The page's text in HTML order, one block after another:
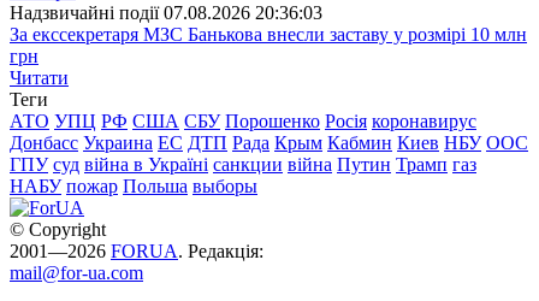
Надзвичайні події 07.08.2026 20:36:03
За екссекретаря МЗС Банькова внесли заставу у розмірі 10 млн
грн
Читати
Теги
АТО УПЦ РФ США СБУ Порошенко Росія коронавирус
Донбасс Украина ЕС ДТП Рада Крым Кабмин Киев НБУ ООС
ГПУ суд війна в Україні санкции війна Путин Трамп газ
НАБУ пожар Польша выборы
© Copyright
2001—2026 FORUA. Редакція:
mail@for-ua.com